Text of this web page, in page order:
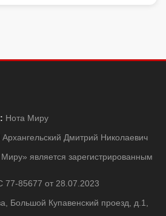
Нота Миру
Дмитрий Николаевич
является зарегистрированным
85677 от 28.07.2023
Большой Купавенский проезд, д.1,